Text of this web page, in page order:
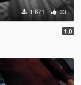
1 671 33
1.0